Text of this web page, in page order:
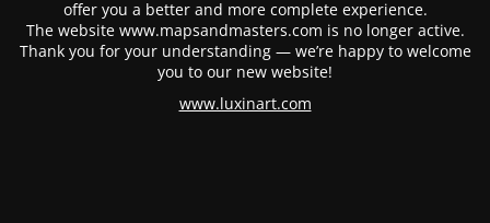
offer you a better and more complete experience.
The website www.mapsandmasters.com is no longer active.
Thank you for your understanding — we’re happy to welcome
you to our new website!
www.luxinart.com